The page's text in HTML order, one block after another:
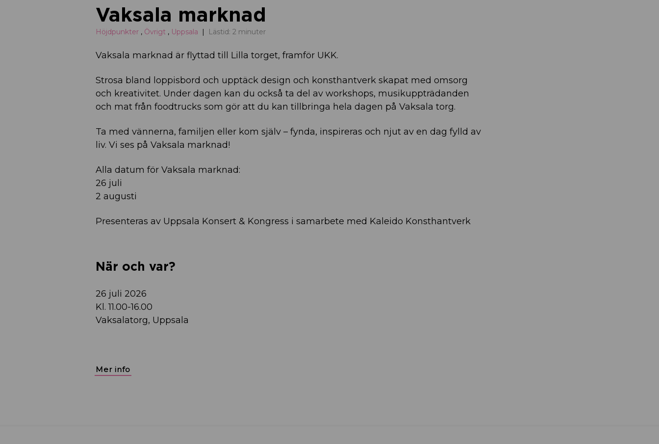
Vaksala marknad
Höjdpunkter , Övrigt , Uppsala Lästid: 2 minuter
Vaksala marknad är flyttad till Lilla torget, framför UKK.
Strosa bland loppisbord och upptäck design och konsthantverk skapat med omsorg
och kreativitet. Under dagen kan du också ta del av workshops, musikuppträdanden
och mat från foodtrucks som gör att du kan tillbringa hela dagen på Vaksala torg.
Ta med vännerna, familjen eller kom själv – fynda, inspireras och njut av en dag fylld av
liv. Vi ses på Vaksala marknad!
Alla datum för Vaksala marknad:
26 juli
2 augusti
Presenteras av Uppsala Konsert & Kongress i samarbete med Kaleido Konsthantverk
När och var?
26 juli 2026
Kl. 11.00-16.00
Vaksalatorg, Uppsala
Mer info